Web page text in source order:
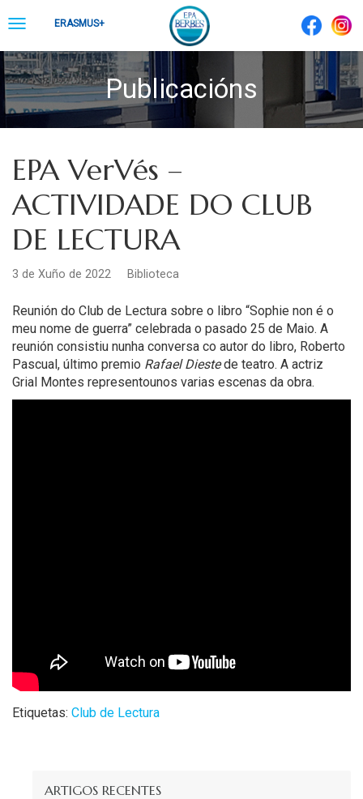
to ToggleERASMUS+
Publicacións
EPA VerVés –
ACTIVIDADE DO CLUB
DE LECTURA
3 de Xuño de 2022 Biblioteca
Reunión do Club de Lectura sobre o libro “Sophie non é o
meu nome de guerra” celebrada o pasado 25 de Maio. A
reunión consistiu nunha conversa co autor do libro, Roberto
Pascual, último premio Rafael Diestede teatro. A actriz
Grial Montes representounos varias escenas da obra.
Etiquetas: Club de Lectura
ARTIGOS RECENTES